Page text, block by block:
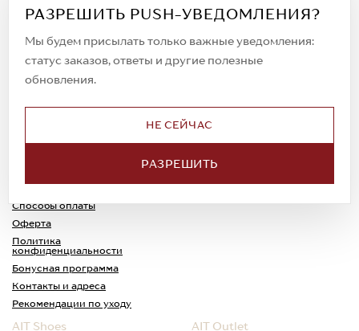
РАЗРЕШИТЬ PUSH-УВЕДОМЛЕНИЯ?
Мы будем присылать только важные уведомления:
статус заказов, ответы и другие полезные
обновления.
НЕ СЕЙЧАС
РАЗРЕШИТЬ
Всегда будьте в курсе новых акций и
спецпредложений!
© 2023. AIT Shoes
Все права защищены
Доставка
Способы оплаты
Оферта
Политика
конфиденциальности
Обмен и возврат
Каспи-Ред
Бонусная программа
Контакты и адреса
Рекомендации по уходу
AIT Shoes AIT Outlet